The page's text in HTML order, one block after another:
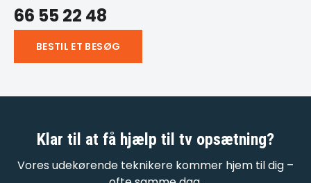
66 55 22 48
BESTIL ET BESØG
Klar til at få hjælp til tv opsætning?
Vores udekørende teknikere kommer hjem til dig –